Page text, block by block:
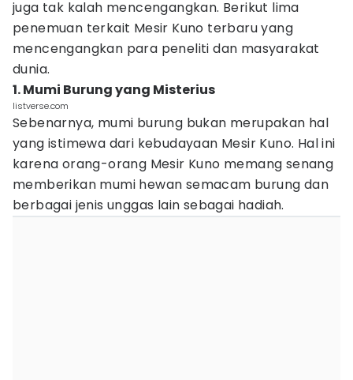
juga tak kalah mencengangkan. Berikut lima
penemuan terkait Mesir Kuno terbaru yang
mencengangkan para peneliti dan masyarakat
dunia.
1. Mumi Burung yang Misterius
listverse.com
Sebenarnya, mumi burung bukan merupakan hal
yang istimewa dari kebudayaan Mesir Kuno. Hal ini
karena orang-orang Mesir Kuno memang senang
memberikan mumi hewan semacam burung dan
berbagai jenis unggas lain sebagai hadiah.